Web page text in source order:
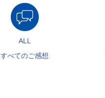
ALL
すべてのご感想